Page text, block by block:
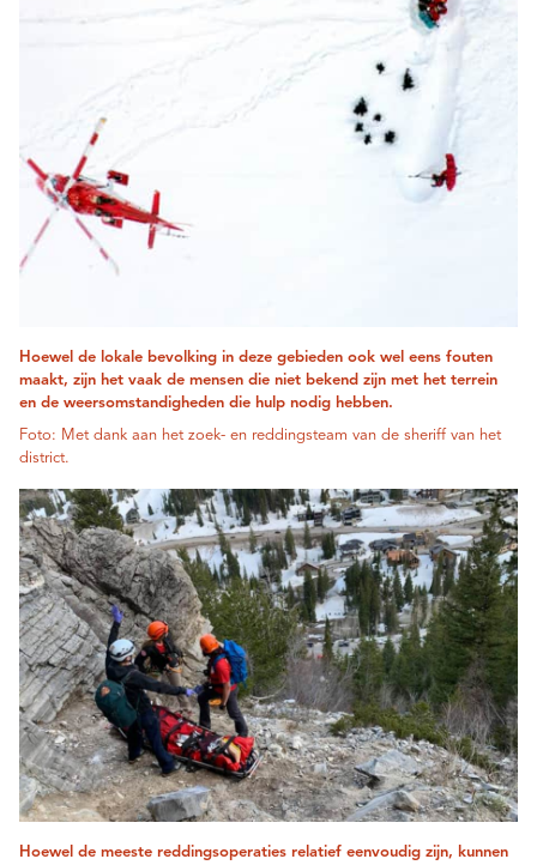
Hoewel de lokale bevolking in deze gebieden ook wel eens fouten
maakt, zijn het vaak de mensen die niet bekend zijn met het terrein
en de weersomstandigheden die hulp nodig hebben.
Foto: Met dank aan het zoek- en reddingsteam van de sheriff van het
district.
Hoewel de meeste reddingsoperaties relatief eenvoudig zijn, kunnen